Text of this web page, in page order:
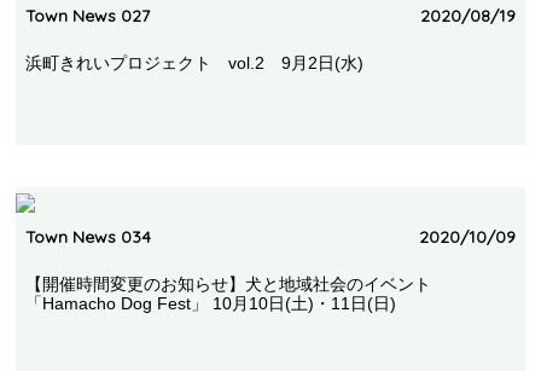
Town News 027 2020/08/19
浜町きれいプロジェクト vol.2 9月2日(水)
Town News 034 2020/10/09
【開催時間変更のお知らせ】犬と地域社会のイベント
「Hamacho Dog Fest」 10月10日(土)・11日(日)